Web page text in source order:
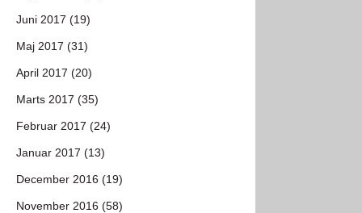
Juni 2017 (19)
Maj 2017 (31)
April 2017 (20)
Marts 2017 (35)
Februar 2017 (24)
Januar 2017 (13)
December 2016 (19)
November 2016 (58)